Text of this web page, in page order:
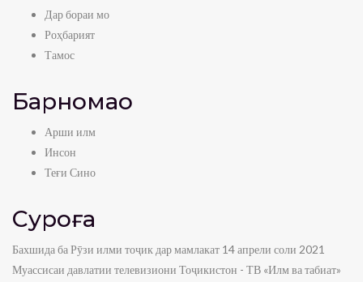
Дар бораи мо
Роҳбарият
Тамос
Барномаҳо
Арши илм
Инсон
Теғи Сино
Суроға
Бахшида ба Рӯзи илми тоҷик дар мамлакат 14 апрели соли 2021
Муассисаи давлатии телевизиони Тоҷикистон - ТВ «Илм ва табиат»